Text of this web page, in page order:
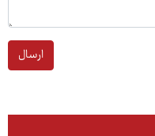
ارسال